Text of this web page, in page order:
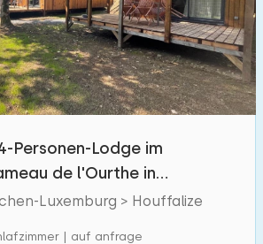
91
55
Personen-Lodge im
de l'Ourthe in
Luxemburg > Houffalize
| auf anfrage